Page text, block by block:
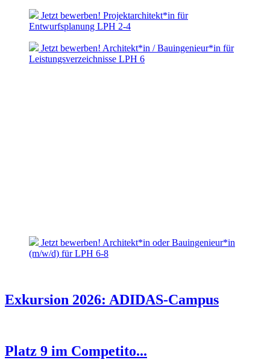
Jetzt bewerben! Projektarchitekt*in für
Entwurfsplanung LPH 2-4
Jetzt bewerben! Architekt*in / Bauingenieur*in für
Leistungsverzeichnisse LPH 6
Jetzt bewerben! Architekt*in oder Bauingenieur*in
(m/w/d) für LPH 6-8
Exkursion 2026: ADIDAS-Campus
Platz 9 im Competito...